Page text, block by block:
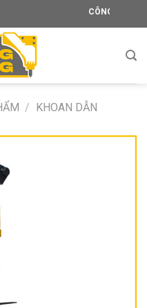
CÔNG TY TNHH
/ KHOAN DẪN